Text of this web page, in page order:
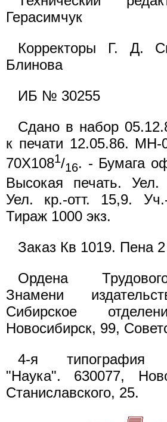
Герасимчук
Корректоры Г. Д.
Блинова
ИБ № 30255
Сдано в набор
к печати 12.05.86.
70Х1081/16. - Бумага
Высокая печать.
Уел. кр.-отт. 15,9.
Тираж 1000 экз.
Заказ Кв 1019. Пена
Ордена
Знамени
Сибирское
Новосибирск, 99,
4-я типография
"Наука". 630077,
Станиславского, 25.